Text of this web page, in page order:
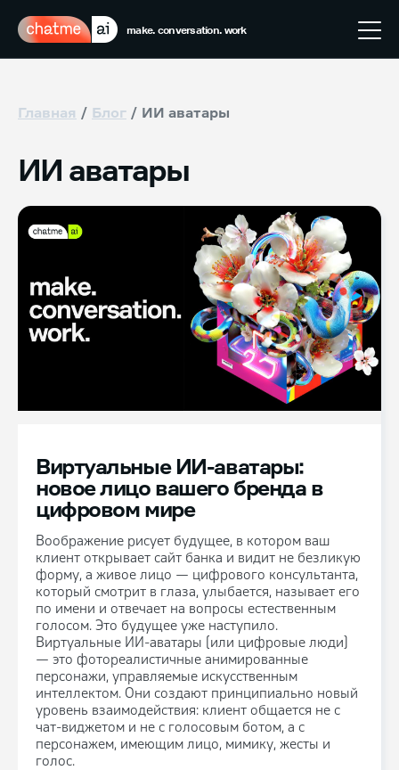
make. conversation. work
Главная Блог ИИ аватары
ИИ аватары
Виртуальные ИИ-аватары:
новое лицо вашего бренда в
цифровом мире
Воображение рисует будущее, в котором ваш
клиент открывает сайт банка и видит не безликую
форму, а живое лицо — цифрового консультанта,
который смотрит в глаза, улыбается, называет его
по имени и отвечает на вопросы естественным
голосом. Это будущее уже наступило.
Виртуальные ИИ-аватары (или цифровые люди)
— это фотореалистичные анимированные
персонажи, управляемые искусственным
интеллектом. Они создают принципиально новый
уровень взаимодействия: клиент общается не с
чат-виджетом и не с голосовым ботом, а с
персонажем, имеющим лицо, мимику, жесты и
голос.